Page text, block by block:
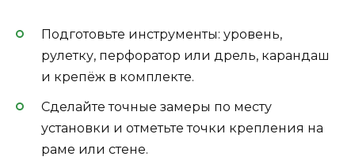
Подготовьте инструменты: уровень,
рулетку, перфоратор или дрель, карандаш
и крепёж в комплекте.
Сделайте точные замеры по месту
установки и отметьте точки крепления на
раме или стене.